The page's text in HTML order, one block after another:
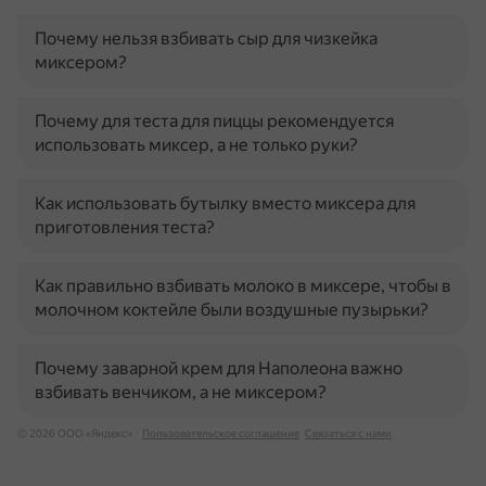
Почему нельзя взбивать сыр для чизкейка
миксером?
Почему для теста для пиццы рекомендуется
использовать миксер, а не только руки?
Как использовать бутылку вместо миксера для
приготовления теста?
Как правильно взбивать молоко в миксере, чтобы в
молочном коктейле были воздушные пузырьки?
Почему заварной крем для Наполеона важно
взбивать венчиком, а не миксером?
© 2026 ООО «Яндекс» Пользовательское соглашение Связаться с нами